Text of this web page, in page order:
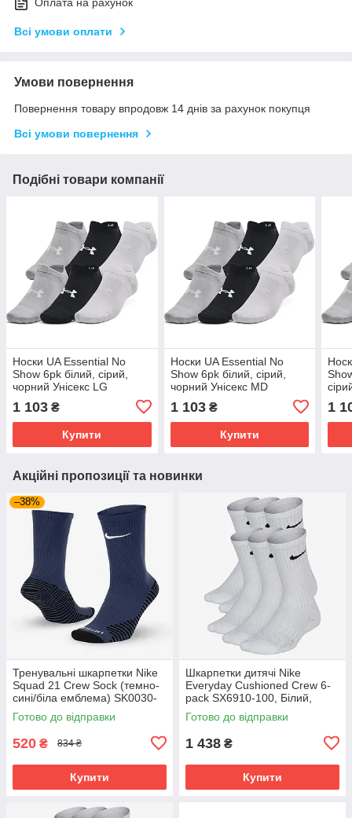
Оплата на рахунок
Всі умови оплати
Умови повернення
Повернення товару впродовж 14 днів за рахунок покупця
Всі умови повернення
Подібні товари компанії
Носки UA Essential No
Show 6pk білий, сірий,
чорний Унісекс LG
1 103 ₴
Купити
Носки UA Essential No
Show 6pk білий, сірий,
чорний Унісекс MD
1 103₴
Купити
1
Акційні пропозиції та новинки
–38%
Тренувальні шкарпетки Nike
Squad 21 Crew Sock (темно-
сині/біла емблема) SK0030-
410 Розмір EU: 38-42
Готово до відправки
520 ₴ 834 ₴
Купити
Шкарпетки дитячі Nike
Everyday Cushioned Crew 6-
pack SX6910-100, Білий,
Розмір (EU) - 38-42
Готово до відправки
1 438 ₴
Купити